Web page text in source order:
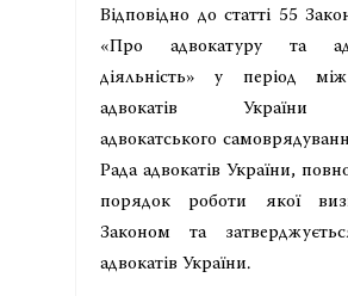
Відповідно до статті 55
«Про адвокатуру та
діяльність» у період між
адвокатів України
адвокатського
Рада адвокатів України,
порядок роботи якої
Законом та
адвокатів України.